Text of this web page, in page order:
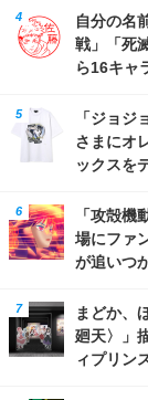
自分の名
戦」「死
ら16キャ
「ジョジ
さまにオ
ックスを
「攻殻
場にファ
が追いつ
まどか、
廻天〉」
ィプリン